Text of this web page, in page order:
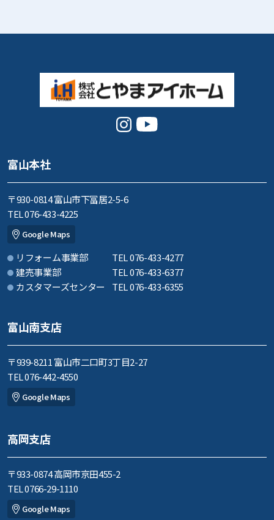
富山本社
〒930-0814 富山市下冨居2-5-6
TEL 076-433-4225
Google Maps
リフォーム事業部
TEL 076-433-4277
建売事業部
TEL 076-433-6377
カスタマーズセンター
TEL 076-433-6355
富山南支店
〒939-8211 富山市二口町3丁目2-27
TEL 076-442-4550
Google Maps
高岡支店
〒933-0874 高岡市京田455-2
TEL 0766-29-1110
Google Maps